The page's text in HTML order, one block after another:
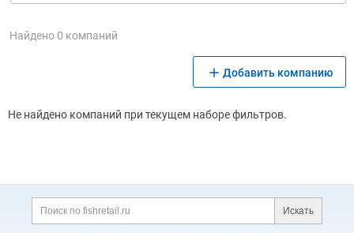
Найдено 0 компаний
Добавить компанию
Не найдено компаний при текущем наборе фильтров.
Дополнительная информация
Поиск по сайту и
Искать